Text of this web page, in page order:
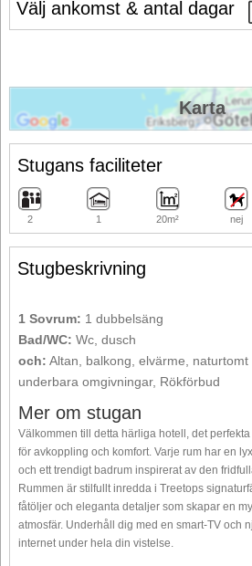
Välj ankomst & antal dagar
Stugbeskrivning
1 Sovrum: 1 dubbelsäng
Bad/WC: Wc, dusch
och: Altan, balkong, elvärme, naturtomt
underbara omgivningar, Rökförbud
Mer om stugan
Välkommen till detta härliga hotell, det
för avkoppling och komfort. Varje rum har en
och ett trendigt badrum inspirerat av den
Rummen är stilfullt inredda i Treetops
fåtöljer och eleganta detaljer som skapar en
atmosfär. Underhåll dig med en smart-TV och
internet under hela din vistelse.
Stugans faciliteter
2 1 20m² nej
Karta